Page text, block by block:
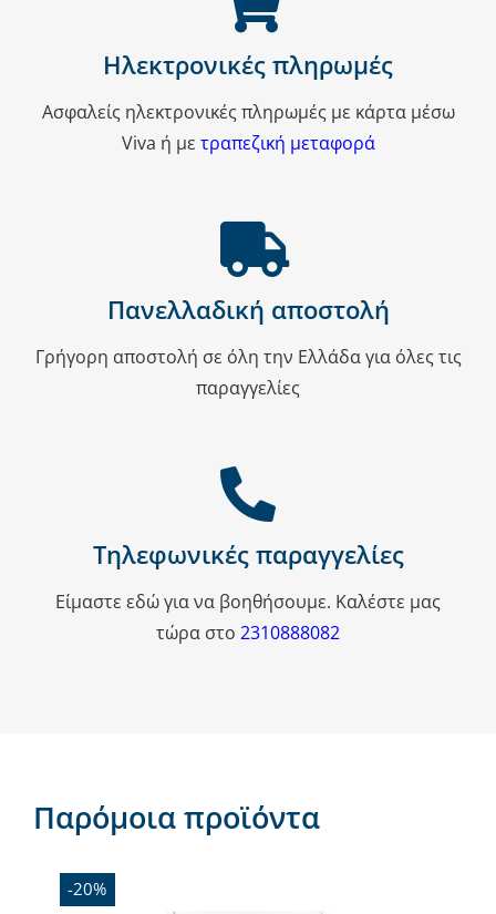
Ηλεκτρονικές πληρωμές
Ασφαλείς ηλεκτρονικές πληρωμές με κάρτα μέσω
Viva ή με τραπεζική μεταφορά
Πανελλαδική αποστολή
Γρήγορη αποστολή σε όλη την Ελλάδα για όλες τις
παραγγελίες
Τηλεφωνικές παραγγελίες
Είμαστε εδώ για να βοηθήσουμε. Καλέστε μας
τώρα στο 2310888082
Παρόμοια προϊόντα
-20%